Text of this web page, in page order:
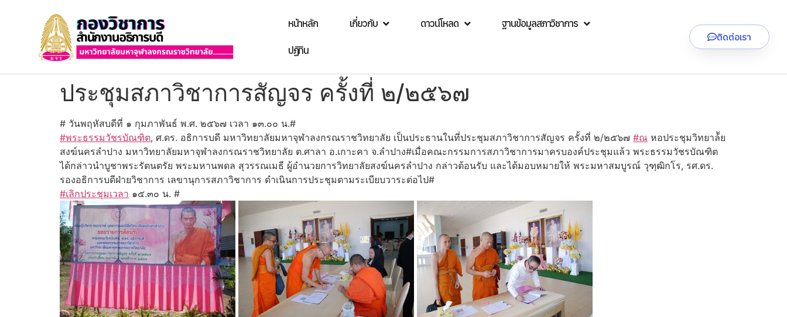
หน้าหลัก เกี่ยวกับ ดาวน์โหลด ฐานข้อมูลสภาวิชาการ
ปฏิทิน
ติดต่อเรา
ประชุมสภาวิชาการสัญจร ครั้งที่ ๒/๒๕๖๗
# วันพฤหัสบดีที่ ๑ กุมภาพันธ์ พ.ศ. ๒๕๖๗ เวลา ๑๓.๐๐ น.#
#พระธรรมวัชรบัณฑิต, ศ.ดร. อธิการบดี มหาวิทยาลัยมหาจุฬาลงกรณราชวิทยาลัย เป็นประธานในที่ประชุมสภาวิชาการสัญจร ครั้งที่ ๒/๒๕๖๗ #ณ หอประชุมวิทยาล้ัย
สงฆ์นครลำปาง มหาวิทยาลัยมหาจุฬาลงกรณราชวิทยาลัย ต.ศาลา อ.เกาะคา จ.ลำปาง#เมื่อคณะกรรมการสภาวิชาการมาครบองค์ประชุมแล้ว พระธรรมวัชรบัณฑิต
ได้กล่าวนำบูชาพระรัตนตรัย พระมหานพดล สุวรรณเมธี ผู้อำนวยการวิทยาลัยสงฆ์นครลำปาง กล่าวต้อนรับ และได้มอบหมายให้ พระมหาสมบูรณ์ วุฑฺฒิกโร, รศ.ดร.
รองอธิการบดีฝ่ายวิชาการ เลขานุการสภาวิชาการ ดำเนินการประชุมตามระเบียบวาระต่อไป#
#เลิกประชุมเวลา ๑๕.๓๐ น. #